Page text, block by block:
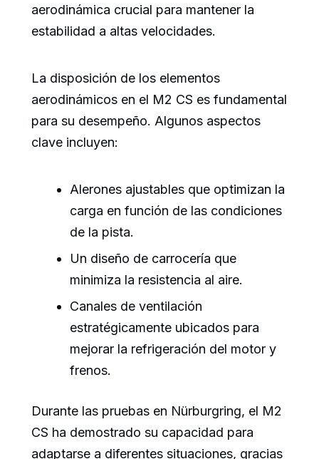
aerodinámica crucial para mantener la
estabilidad a altas velocidades.
La disposición de los elementos
aerodinámicos en el M2 CS es fundamental
para su desempeño. Algunos aspectos
clave incluyen:
Alerones ajustables que optimizan la
carga en función de las condiciones
de la pista.
Un diseño de carrocería que
minimiza la resistencia al aire.
Canales de ventilación
estratégicamente ubicados para
mejorar la refrigeración del motor y
frenos.
Durante las pruebas en Nürburgring, el M2
CS ha demostrado su capacidad para
adaptarse a diferentes situaciones, gracias